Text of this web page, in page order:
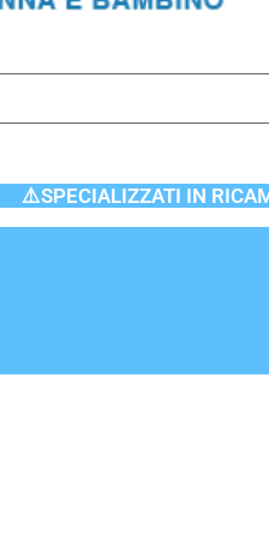
⚠️SPECIALIZZATI IN